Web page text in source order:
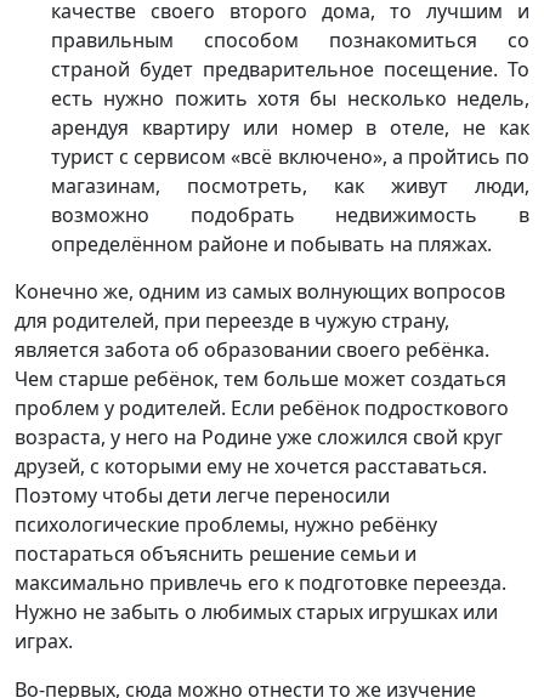
качестве своего второго дома, то лучшим и
правильным способом познакомиться со
страной будет предварительное посещение. То
есть нужно пожить хотя бы несколько недель,
арендуя квартиру или номер в отеле, не как
турист с сервисом «всё включено», а пройтись по
магазинам, посмотреть, как живут люди,
возможно подобрать недвижимость в
определённом районе и побывать на пляжах.
Конечно же, одним из самых волнующих вопросов
для родителей, при переезде в чужую страну,
является забота об образовании своего ребёнка.
Чем старше ребёнок, тем больше может создаться
проблем у родителей. Если ребёнок подросткового
возраста, у него на Родине уже сложился свой круг
друзей, с которыми ему не хочется расставаться.
Поэтому чтобы дети легче переносили
психологические проблемы, нужно ребёнку
постараться объяснить решение семьи и
максимально привлечь его к подготовке переезда.
Нужно не забыть о любимых старых игрушках или
играх.
Во-первых, сюда можно отнести то же изучение